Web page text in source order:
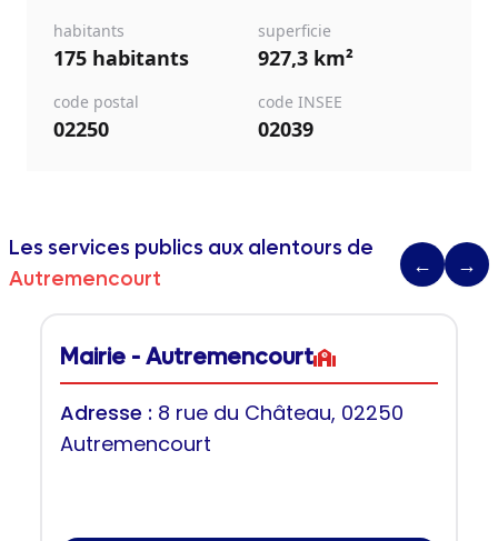
habitants
175 habitants
superficie
927,3 km²
code postal
02250
code INSEE
02039
Les services publics aux alentours de
Autremencourt
← →
Mairie - Autremencourt
Adresse : 8 rue du Château, 02250
Autremencourt